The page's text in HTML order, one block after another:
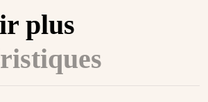
plus